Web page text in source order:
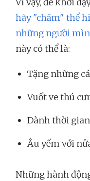
hãy "chăm" thể
những người
này có thể là:
Tặng những
Vuốt ve thú
Dành thời
Âu yếm với
Những hành